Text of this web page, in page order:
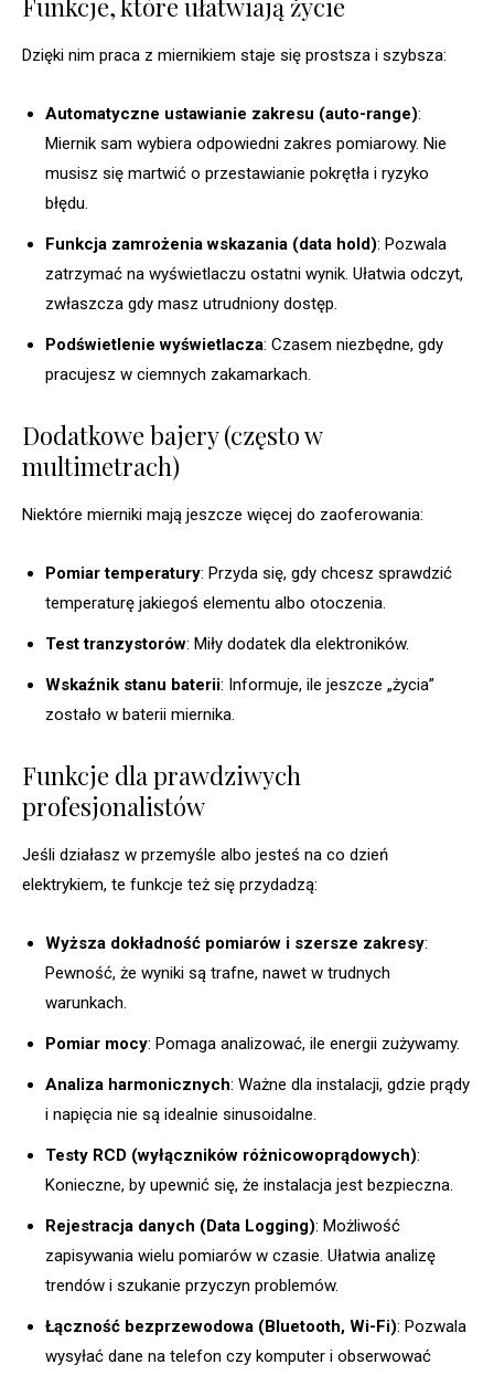
Funkcje, które ułatwiają życie
Dzięki nim praca z miernikiem staje się prostsza i szybsza:
Automatyczne ustawianie zakresu (auto-range):
Miernik sam wybiera odpowiedni zakres pomiarowy. Nie
musisz się martwić o przestawianie pokrętła i ryzyko
błędu.
Funkcja zamrożenia wskazania (data hold): Pozwala
zatrzymać na wyświetlaczu ostatni wynik. Ułatwia odczyt,
zwłaszcza gdy masz utrudniony dostęp.
Podświetlenie wyświetlacza: Czasem niezbędne, gdy
pracujesz w ciemnych zakamarkach.
Dodatkowe bajery (często w
multimetrach)
Niektóre mierniki mają jeszcze więcej do zaoferowania:
Pomiar temperatury: Przyda się, gdy chcesz sprawdzić
temperaturę jakiegoś elementu albo otoczenia.
Test tranzystorów: Miły dodatek dla elektroników.
Wskaźnik stanu baterii: Informuje, ile jeszcze „życia”
zostało w baterii miernika.
Funkcje dla prawdziwych
profesjonalistów
Jeśli działasz w przemyśle albo jesteś na co dzień
elektrykiem, te funkcje też się przydadzą:
Wyższa dokładność pomiarów i szersze zakresy:
Pewność, że wyniki są trafne, nawet w trudnych
warunkach.
Pomiar mocy: Pomaga analizować, ile energii zużywamy.
Analiza harmonicznych: Ważne dla instalacji, gdzie prądy
i napięcia nie są idealnie sinusoidalne.
Testy RCD (wyłączników różnicowoprądowych):
Konieczne, by upewnić się, że instalacja jest bezpieczna.
Rejestracja danych (Data Logging): Możliwość
zapisywania wielu pomiarów w czasie. Ułatwia analizę
trendów i szukanie przyczyn problemów.
Łączność bezprzewodowa (Bluetooth, Wi-Fi): Pozwala
wysyłać dane na telefon czy komputer i obserwować